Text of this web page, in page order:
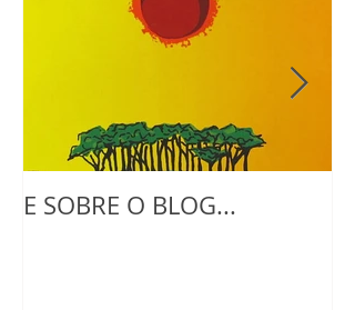
E SOBRE O BLOG...